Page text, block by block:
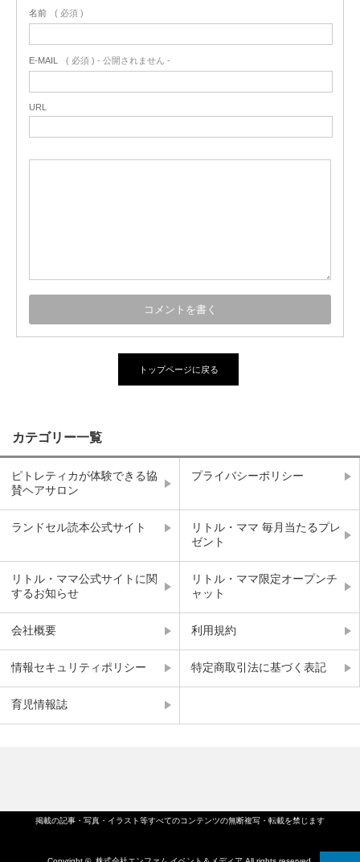
名前 ( 必須 )
E-MAIL ( 必須 ) - 公開されません -
URL
トップページに戻る
カテゴリー一覧
ピトレティカが体験できる協
賛ヘアサロン
プライバシーポリシー
ランドセル読本公式サイト
リトル・ママ 毎月当たるプレ
ゼント
リトル・ママ公式サイトに関
するお知らせ
リトル・ママ限定オープンチ
ャット
会社概要 利用規約
情報セキュリティポリシー 特定商取引法に基づく表記
育児情報誌
掲載の記事・写真・イラスト等すべてのコンテンツの無断複写・転載を禁じます